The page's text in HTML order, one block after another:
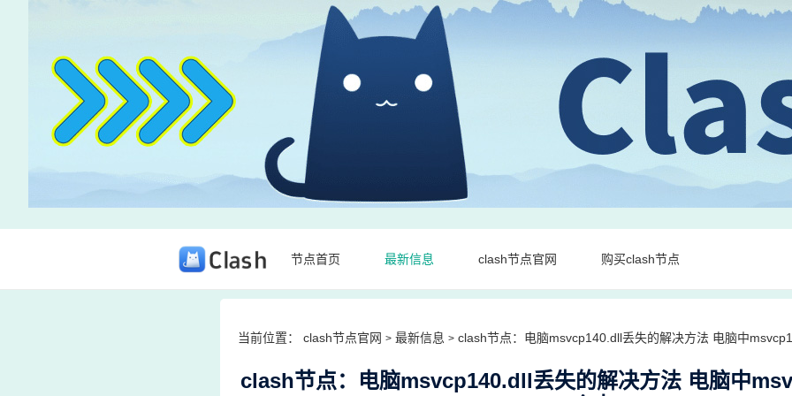
节点首页 最新信息 clash节点官网 购买clash节点
当前位置： clash节点官网 > 最新信息 > clash节点：电脑msvcp140.dll丢失的解决方法 电脑中
clash节点：电脑msvcp140.dll丢失的解决方法 电脑中